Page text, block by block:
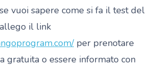
vuoi sapere come si fa il test del
il link
per prenotare
gratuita o essere informato con